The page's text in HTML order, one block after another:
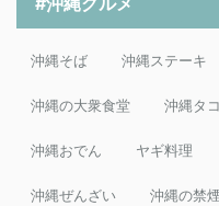
沖縄そば 沖縄ステーキ
沖縄の大衆食堂 沖縄タ
沖縄おでん ヤギ料理
沖縄ぜんざい 沖縄の禁